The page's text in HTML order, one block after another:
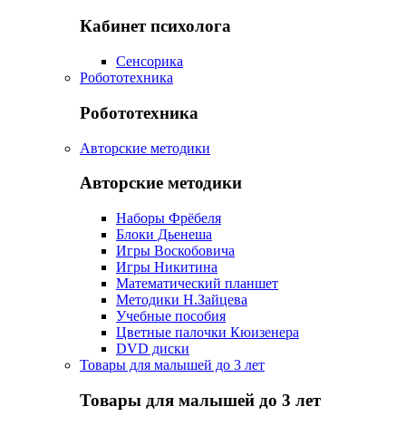
Кабинет психолога
Сенсорика
Робототехника
Робототехника
Авторские методики
Авторские методики
Наборы Фрёбеля
Блоки Дьенеша
Игры Воскобовича
Игры Никитина
Математический планшет
Методики Н.Зайцева
Учебные пособия
Цветные палочки Кюизенера
DVD диски
Товары для малышей до 3 лет
Товары для малышей до 3 лет